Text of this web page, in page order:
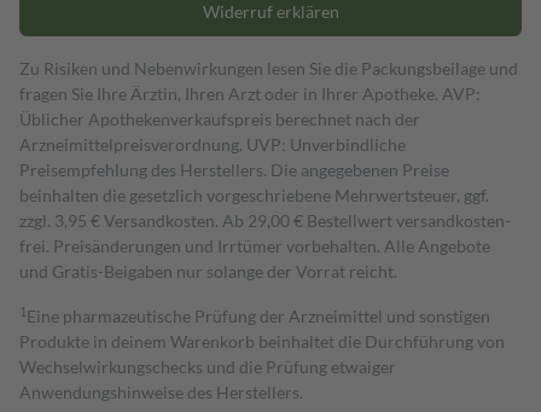
Widerruf erklären
Zu Risiken und Nebenwirkungen lesen Sie die Packungsbeilage und
fragen Sie Ihre Ärztin, Ihren Arzt oder in Ihrer Apotheke. AVP:
Üblicher Apothekenverkaufspreis berechnet nach der
Arzneimittelpreisverordnung. UVP: Unverbindliche
Preisempfehlung des Herstellers. Die angegebenen Preise
beinhalten die gesetzlich vorgeschriebene Mehrwertsteuer, ggf.
zzgl. 3,95 € Versandkosten. Ab 29,00 € Bestell­wert versand­kosten­
frei. Preisänderungen und Irrtümer vorbehalten. Alle Angebote
und Gratis-Beigaben nur solange der Vorrat reicht.
1 Eine pharmazeutische Prüfung der Arzneimittel und sonstigen
Produkte in deinem Warenkorb beinhaltet die Durchführung von
Wechselwirkungschecks und die Prüfung etwaiger
Anwendungshinweise des Herstellers.